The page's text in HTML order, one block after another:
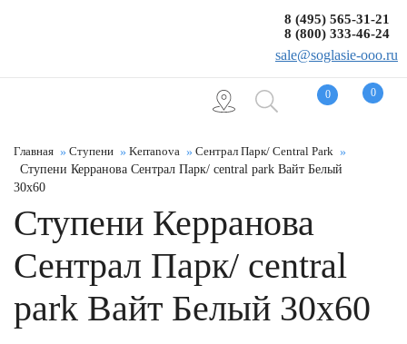
0 0
8 (495) 565-31-21
8 (800) 333-46-24
sale@soglasie-ooo.ru
Главная Ступени Kerranova
Сентрал Парк/ Central Park
Ступени Керранова Сентрал Парк/ central park Вайт Белый
30x60
Ступени Керранова
Сентрал Парк/ central
park Вайт Белый 30x60